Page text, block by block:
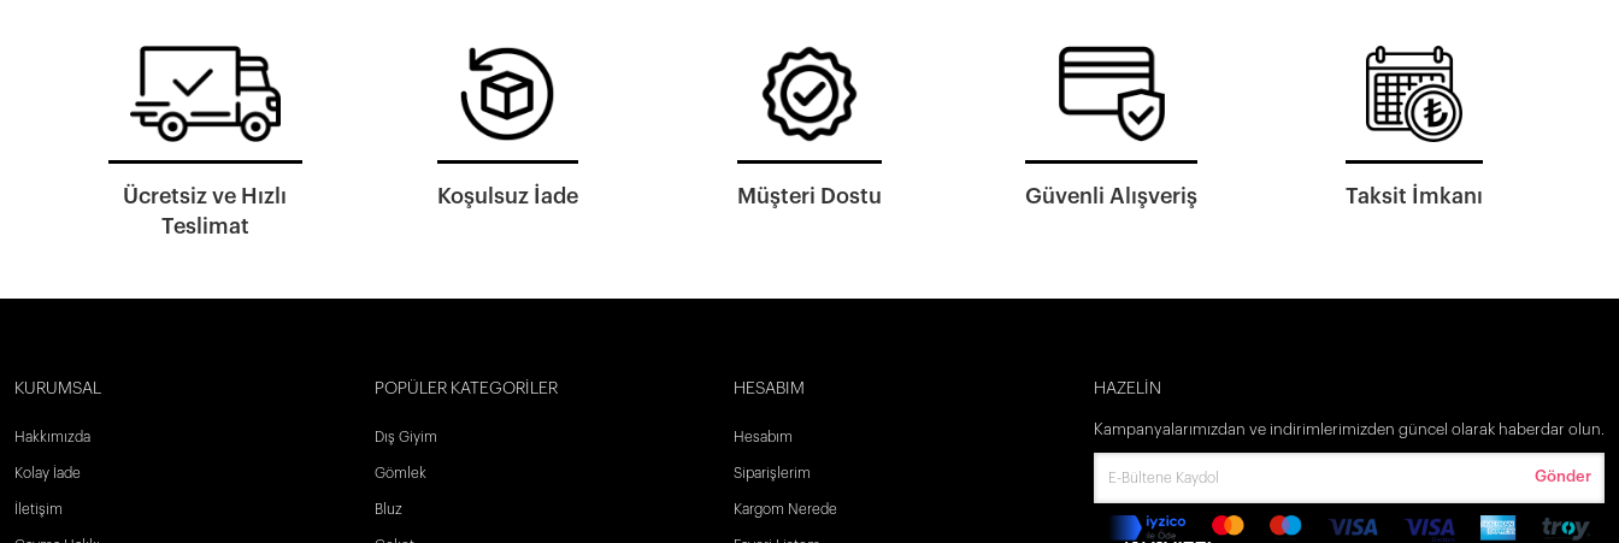
Ücretsiz ve Hızlı
Teslimat
Koşulsuz İade Müşteri Dostu Güvenli Alışveriş Taksit İmkanı
KURUMSAL
Hakkımızda
Kolay İade
İletişim
POPÜLER KATEGORİLER
Dış Giyim
Gömlek
Bluz
HESABIM
Hesabım
Siparişlerim
Kargom Nerede
HAZELİN
Kampanyalarımızdan ve indirimlerimizden güncel olarak haberdar olun.
Gönder